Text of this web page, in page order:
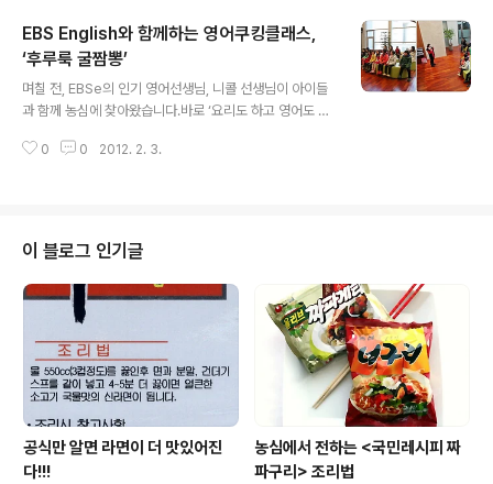
‘바다의 인삼’이라고 불러요.아연, 셀레늄, 철분, 칼슘 등 미
네랄이 보통음식보다 많고, 비타민 A와 비타민C도 들어있
습니다.영양이 풍부하고 소화가 잘 되어서 어린이, 유아, 할
머니, 할아버지 음식의 재료로 이용하면 좋아요.▶ 굴, 바로
에 특히 지방질과 글리코겐이 풍부해서 맛이 좋아요.(신기
EBS English와 함께하는 영어쿠킹클래스,
‘후루룩 굴짬뽕’
며칠 전, EBSe의 인기 영어선생님, 니콜 선생님이 아이들
과 함께 농심에 찾아왔습니다.바로 ‘요리도 하고 영어도 배
는 모습!니콜 선생님께서 아이들이 쉽게 알아들을 수 있도
함께 굴짬뽕을 만들고 있습니다.굴짬뽕 만드는 방법은 여
기를 클릭!!!“제가 제일 맛있게 만들었어요~”맛있게 만들
었으니 이제 먹어볼까요? “제가 제일 맛있게 만들었어요
~”맛있게 만들었으니 이제 먹어볼까요?EBSe와 함께하는
영어쿠킹클래스는 일반 참가자를 모집 하여EBSe가 직접
촬영하여 제공하는 서비스입니다...
0 0 2012. 2. 3.
이 블로그 인기글
공식만 알면 라면이 더 맛있어진
다!!!
농심에서 전하는 <국민레시피 짜
파구리> 조리법